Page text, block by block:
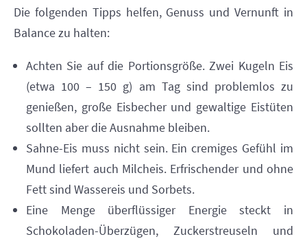
Die folgenden Tipps helfen, Genuss und Vernunft in
Balance zu halten:
Achten Sie auf die Portionsgröße. Zwei Kugeln Eis
(etwa 100 – 150 g) am Tag sind problemlos zu
genießen, große Eisbecher und gewaltige Eistüten
sollten aber die Ausnahme bleiben.
Sahne-Eis muss nicht sein. Ein cremiges Gefühl im
Mund liefert auch Milcheis. Erfrischender und ohne
Fett sind Wassereis und Sorbets.
Eine Menge überflüssiger Energie steckt in
Schokoladen-Überzügen, Zuckerstreuseln und